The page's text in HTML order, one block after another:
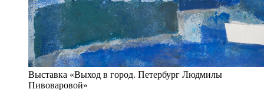
Выставка «Выход в город. Петербург Людмилы
Пивоваровой»